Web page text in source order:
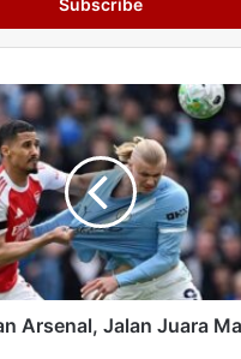
Arsenal, Jalan Juara